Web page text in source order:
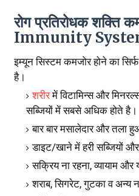
रोग प्रतिरोधक
Immunity
इम्यून सिस्टम कमजोर होने का
है।
शरीरमें विटामिन्स और
सब्जियों में सबसे अधिक होते है।
बार बार मसालेदार और तला
डाइट/खाने में हरी सब्जियों
सक्रिय ना रहना, व्यायाम और
शराब, सिगरेट, गुटका व अन्य